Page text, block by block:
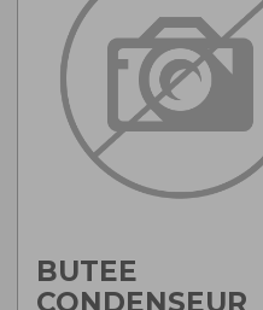
BUTEE
CONDENSEUR